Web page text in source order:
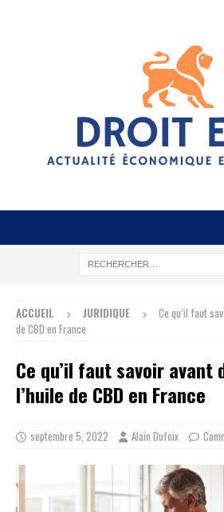
ACCUEIL JURIDIQUE
Ce qu’il faut
de CBD en France
Ce qu’il faut savoir avant
l’huile de CBD en France
septembre 5, 2022 Alain Dufoix